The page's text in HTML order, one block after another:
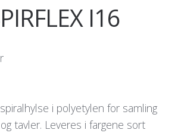
I16
i polyetylen for samling
tavler. Leveres i fargene sort